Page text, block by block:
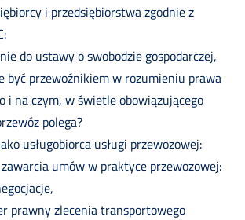
i przedsiębiorstwa zgodnie z
do ustawy o swobodzie gospodarczej,
być przewoźnikiem w rozumieniu prawa
i na czym, w świetle obowiązującego
polega?
usługobiorca usługi przewozowej:
umów w praktyce przewozowej:
prawny zlecenia transportowego